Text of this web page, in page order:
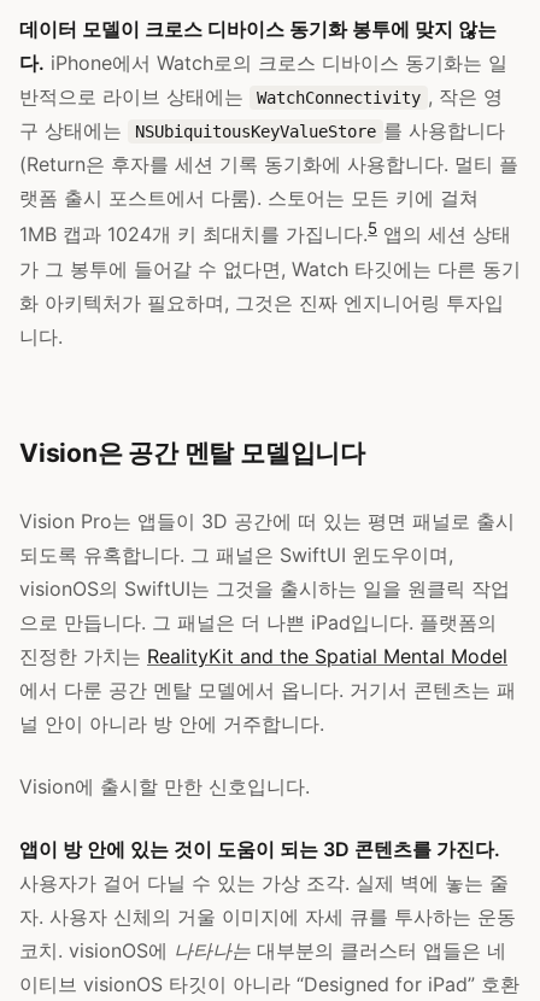
데이터 모델이 크로스 디바이스 동기화 봉투에 맞지 않는
다. iPhone에서 Watch로의 크로스 디바이스 동기화는 일
반적으로 라이브 상태에는
WatchConnectivity , 작은 영
구 상태에는
NSUbiquitousKeyValueStore 를 사용합니다
(Return은 후자를 세션 기록 동기화에 사용합니다. 멀티 플
랫폼 출시 포스트에서 다룸). 스토어는 모든 키에 걸쳐
1MB 캡과 1024개 키 최대치를 가집니다.5 앱의 세션 상태
가 그 봉투에 들어갈 수 없다면, Watch 타깃에는 다른 동기
화 아키텍처가 필요하며, 그것은 진짜 엔지니어링 투자입
니다.
Vision은 공간 멘탈 모델입니다
Vision Pro는 앱들이 3D 공간에 떠 있는 평면 패널로 출시
되도록 유혹합니다. 그 패널은 SwiftUI 윈도우이며,
visionOS의 SwiftUI는 그것을 출시하는 일을 원클릭 작업
으로 만듭니다. 그 패널은 더 나쁜 iPad입니다. 플랫폼의
진정한 가치는 RealityKit and the Spatial Mental Model
에서 다룬 공간 멘탈 모델에서 옵니다. 거기서 콘텐츠는 패
널 안이 아니라 방 안에 거주합니다.
Vision에 출시할 만한 신호입니다.
앱이 방 안에 있는 것이 도움이 되는 3D 콘텐츠를 가진다.
사용자가 걸어 다닐 수 있는 가상 조각. 실제 벽에 놓는 줄
자. 사용자 신체의 거울 이미지에 자세 큐를 투사하는 운동
코치. visionOS에 나타나는 대부분의 클러스터 앱들은 네
이티브 visionOS 타깃이 아니라 “Designed for iPad” 호환